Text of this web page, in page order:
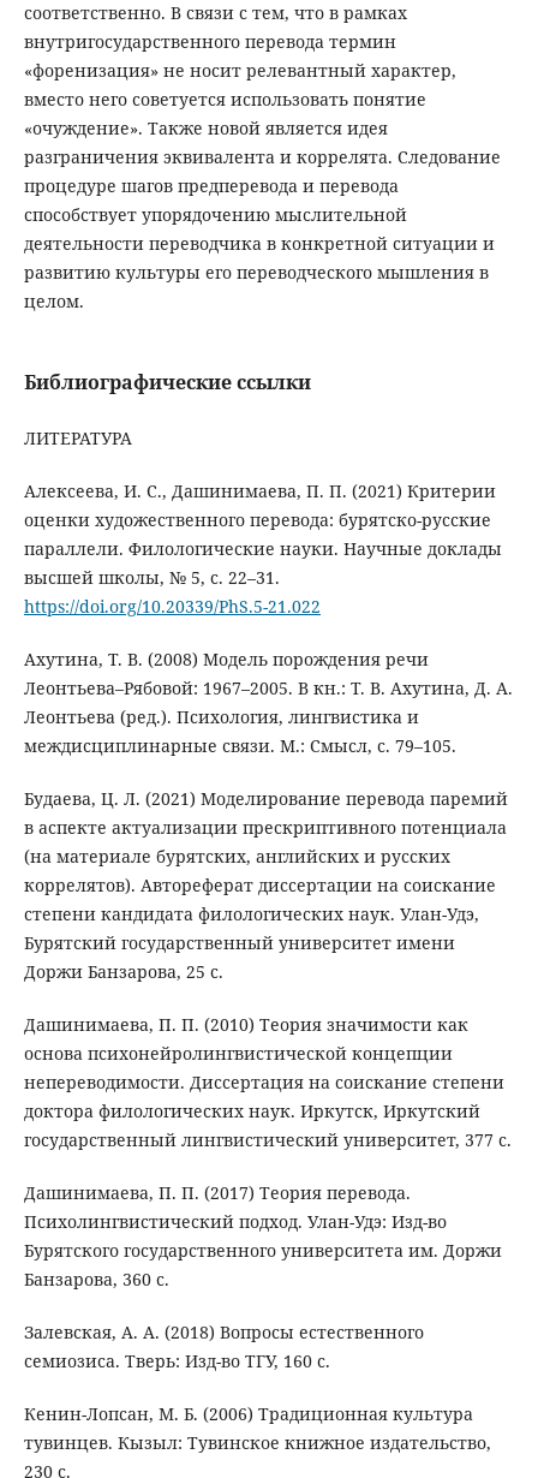
соответственно. В связи с тем, что в рамках
внутригосударственного перевода термин
«форенизация» не носит релевантный характер,
вместо него советуется использовать понятие
«очуждение». Также новой является идея
разграничения эквивалента и коррелята. Следование
процедуре шагов предперевода и перевода
способствует упорядочению мыслительной
деятельности переводчика в конкретной ситуации и
развитию культуры его переводческого мышления в
целом.
Библиографические ссылки
ЛИТЕРАТУРА
Алексеева, И. С., Дашинимаева, П. П. (2021) Критерии
оценки художественного перевода: бурятско-русские
параллели. Филологические науки. Научные доклады
высшей школы, № 5, с. 22–31.
https://doi.org/10.20339/PhS.5-21.022
Ахутина, Т. В. (2008) Модель порождения речи
Леонтьева–Рябовой: 1967–2005. В кн.: Т. В. Ахутина, Д. А.
Леонтьева (ред.). Психология, лингвистика и
междисциплинарные связи. М.: Смысл, с. 79–105.
Будаева, Ц. Л. (2021) Моделирование перевода паремий
в аспекте актуализации прескриптивного потенциала
(на материале бурятских, английских и русских
коррелятов). Автореферат диссертации на соискание
степени кандидата филологических наук. Улан-Удэ,
Бурятский государственный университет имени
Доржи Банзарова, 25 с.
Дашинимаева, П. П. (2010) Теория значимости как
основа психонейролингвистической концепции
непереводимости. Диссертация на соискание степени
доктора филологических наук. Иркутск, Иркутский
государственный лингвистический университет, 377 с.
Дашинимаева, П. П. (2017) Теория перевода.
Психолингвистический подход. Улан-Удэ: Изд-во
Бурятского государственного университета им. Доржи
Банзарова, 360 с.
Залевская, А. А. (2018) Вопросы естественного
семиозиса. Тверь: Изд-во ТГУ, 160 с.
Кенин-Лопсан, М. Б. (2006) Традиционная культура
тувинцев. Кызыл: Тувинское книжное издательство,
230 с.